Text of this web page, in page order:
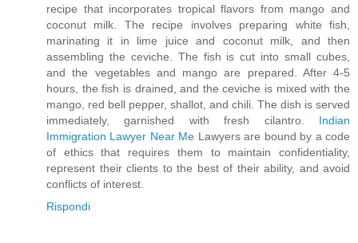
recipe that incorporates tropical flavors from mango and
coconut milk. The recipe involves preparing white fish,
marinating it in lime juice and coconut milk, and then
assembling the ceviche. The fish is cut into small cubes,
and the vegetables and mango are prepared. After 4-5
hours, the fish is drained, and the ceviche is mixed with the
mango, red bell pepper, shallot, and chili. The dish is served
immediately, garnished with fresh cilantro. Indian
Immigration Lawyer Near Me Lawyers are bound by a code
of ethics that requires them to maintain confidentiality,
represent their clients to the best of their ability, and avoid
conflicts of interest.
Rispondi